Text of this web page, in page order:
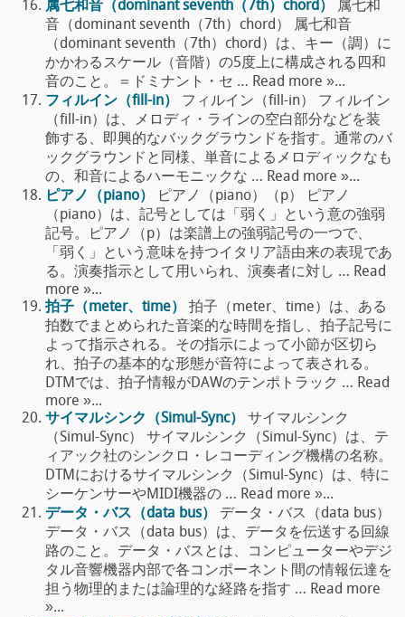
属七和音（dominant seventh（7th）chord）
属七和
音（dominant seventh（7th）chord） 属七和音
（dominant seventh（7th）chord）は、キー（調）に
かかわるスケール（音階）の5度上に構成される四和
音のこと。＝ドミナント・セ … Read more »...
フィルイン（fill-in）
フィルイン（fill-in） フィルイン
（fill-in）は、メロディ・ラインの空白部分などを装
飾する、即興的なバックグラウンドを指す。通常のバ
ックグラウンドと同様、単音によるメロディックなも
の、和音によるハーモニックな … Read more »...
ピアノ（piano）
ピアノ（piano）（p） ピアノ
（piano）は、記号としては「弱く」という意の強弱
記号。ピアノ（p）は楽譜上の強弱記号の一つで、
「弱く」という意味を持つイタリア語由来の表現であ
る。演奏指示として用いられ、演奏者に対し … Read
more »...
拍子（meter、time）
拍子（meter、time）は、ある
拍数でまとめられた音楽的な時間を指し、拍子記号に
よって指示される。その指示によって小節が区切ら
れ、拍子の基本的な形態が音符によって表される。
DTMでは、拍子情報がDAWのテンポトラック … Read
more »...
サイマルシンク（Simul-Sync）
サイマルシンク
（Simul-Sync） サイマルシンク（Simul-Sync）は、テ
ィアック社のシンクロ・レコーディング機構の名称。
DTMにおけるサイマルシンク（Simul-Sync）は、特に
シーケンサーやMIDI機器の … Read more »...
データ・バス（data bus）
データ・バス（data bus）
データ・バス（data bus）は、データを伝送する回線
路のこと。データ・バスとは、コンピューターやデジ
タル音響機器内部で各コンポーネント間の情報伝達を
担う物理的または論理的な経路を指す … Read more
»...